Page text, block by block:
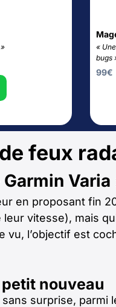
«
bugs
99€
feux
en proposant fin
vitesse), mais
vu, l’objectif est
nouveau
surprise,